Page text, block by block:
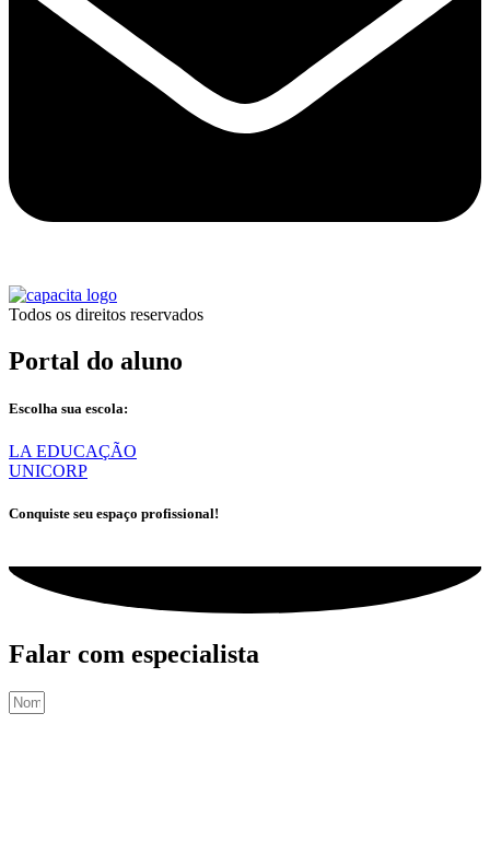
Todos os direitos reservados
Portal do aluno
Escolha sua escola:
LA EDUCAÇÃO
UNICORP
Conquiste seu espaço profissional!
Falar com especialista